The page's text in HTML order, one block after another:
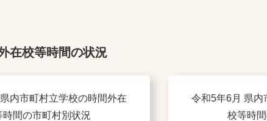
在校等時間の状況
内市町村立学校の時間外在
時間の市町村別状況
令和5年6月 県内
校等時